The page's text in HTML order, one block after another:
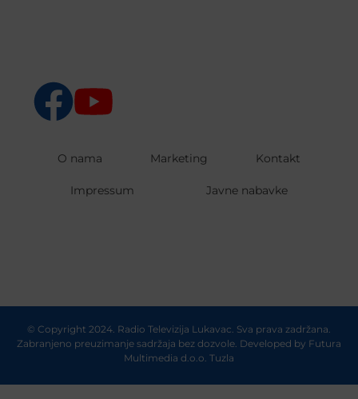
O nama Marketing Kontakt
Impressum Javne nabavke
© Copyright 2024. Radio Televizija Lukavac. Sva prava zadržana.
Zabranjeno preuzimanje sadržaja bez dozvole. Developed by Futura
Multimedia d.o.o. Tuzla